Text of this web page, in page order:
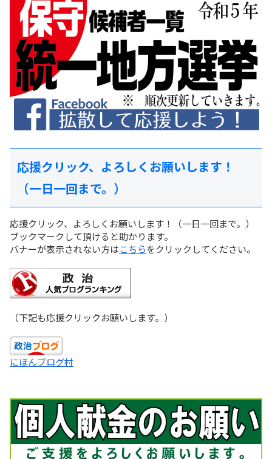
応援クリック、よろしくお願いします！
（一日一回まで。）
応援クリック、よろしくお願いします！（一日一回まで。）
ブックマークして頂けると助かります。
バナーが表示されない方はこちらをクリックしてください。
（下記も応援クリックお願いします。）
にほんブログ村